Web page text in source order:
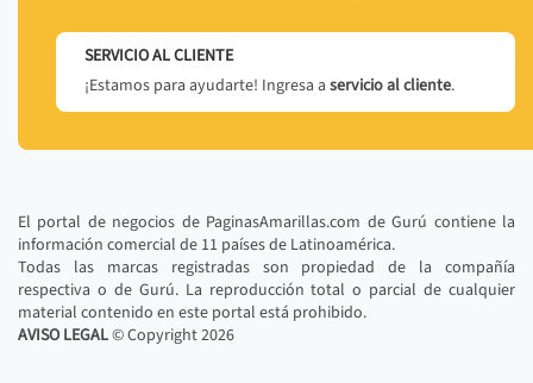
SERVICIO AL CLIENTE
¡Estamos para ayudarte! Ingresa a servicio al cliente.
El portal de negocios de PaginasAmarillas.com de Gurú contiene la
información comercial de 11 países de Latinoamérica.
Todas las marcas registradas son propiedad de la compañía
respectiva o de Gurú. La reproducción total o parcial de cualquier
material contenido en este portal está prohibido.
AVISO LEGAL© Copyright2026